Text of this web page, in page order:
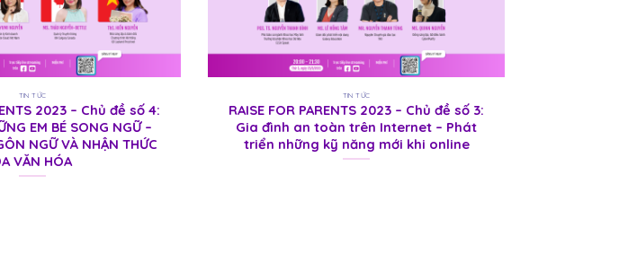
TIN TỨC
2023 – Chủ đề số 4:
EM BÉ SONG NGỮ –
NGỮ VÀ NHẬN THỨC
VĂN HÓA
TIN TỨC
RAISE FOR PARENTS 2023 – Chủ đề số 3:
Gia đình an toàn trên Internet – Phát
triển những kỹ năng mới khi online